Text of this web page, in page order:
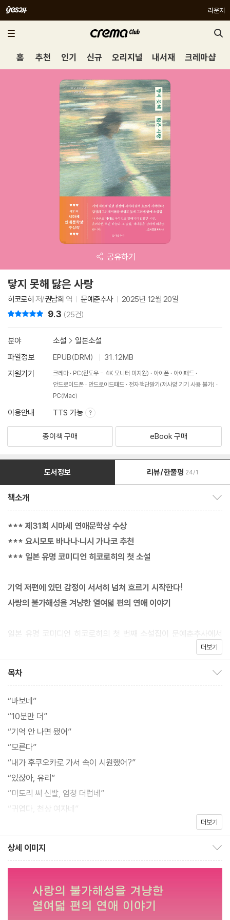
라운지
홈 추천 인기 신규 오리지널 내서재 크레마샵
공유하기
닿지 못해 닳은 사랑
히코로히 저/권남희 역 문예춘추사 2025년 12월 20일
9.3 (25건)
분야 소설 > 일본소설
파일정보
EPUB(DRM)
31.12MB
지원기기
크레마 PC(윈도우 - 4K 모니터 미지원) 아이폰
아이패드
안드로이드폰
안드로이드패드
전자책단말기(저사양 기기 사용 불가)
PC(Mac)
이용안내 TTS 가능
종이책 구매 eBook 구매
도서정보 리뷰/한줄평 24/1
책소개
*** 제31회 시마세 연애문학상 수상
*** 요시모토 바나나·니시 가나코 추천
*** 일본 유명 코미디언 히코로히의 첫 소설
기억 저편에 있던 감정이 서서히 넘쳐 흐르기 시작한다!
사랑의 불가해성을 겨냥한 열여덟 편의 연애 이야기
일본 유명 코미디언 히코로히의 첫 번째 소설집이 문예춘추사에서
출간되었다. 《닿지 못해 닳은 사랑》은 “연애라는 장르의 서랍 같은
사랑의 불가해성을 정확히 겨냥하는 열여덟 편의 작품은 제31회 시
마세 연애문학상을 수상하며 평단의 주목을 받았다.
사랑에 빠지면 누구나 바보가 되고, 제삼자 시선에서 이해하기 힘든
행동을 반복한다. 나쁜 남자를 좋아하는 여자, 나쁜 여자를 좋아하는
남자, 서툴러서 표현하지 못하는 이들, 터질 듯한 마음을 고백한 이
들까지. 작품에 등장하는 인물들은 ‘지금 이 순간’을 혼란스러워하
고, 뒤늦게 깨닫고, 스스로 질책하고, 결국 쓸쓸해하고, 어떻게든 자
신과 상황을 합리화하는, 아주 평범한 사람들이다. 그들 내면의 고백
“나는 사토코의 뒷모습이 완전히 시야에서 사라질 때까지 바라보았
사실을 깨달은 건, 그로부터 한참이나 지나서였다.”_35쪽
더보기
목차
“바보네”
“10분만 더”
“기억 안 나면 됐어”
“모른다”
“내가 후쿠오카로 가서 속이 시원했어?”
“있잖아, 유리”
“미도리 씨 신발, 엄청 더럽네”
“귀엽다, 천상 여자네”
“가쓰노리 씨는 예전부터 그랬어요”
“미안, 지쳤어”
“종이 빨대는 누구를 위해 존재하는 걸까”
더보기
상세 이미지